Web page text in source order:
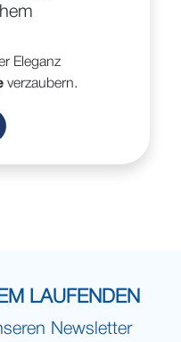
Eleganz
verzaubern.
LAUFENDEN
Newsletter